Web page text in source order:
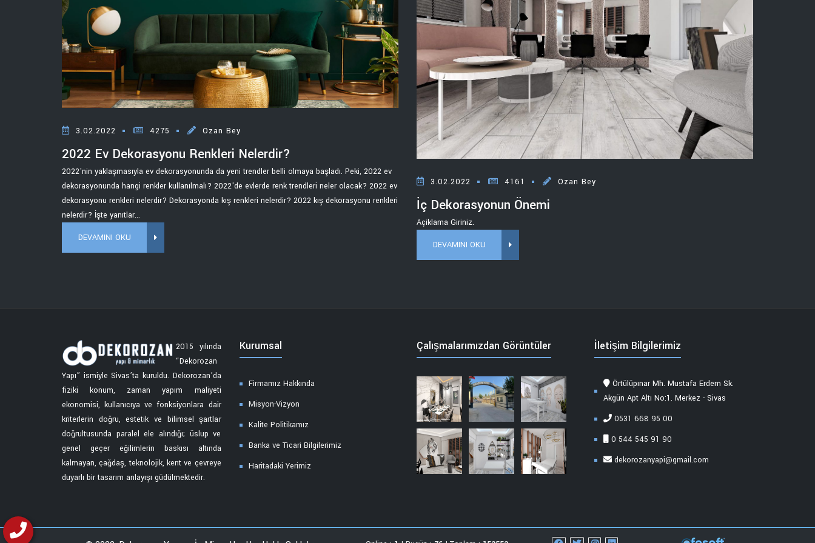
3.02.2022 4275 Ozan Bey
2022 Ev Dekorasyonu Renkleri Nelerdir?
2022'nin yaklaşmasıyla ev dekorasyonunda da yeni trendler belli olmaya başladı. Peki, 2022 ev
dekorasyonunda hangi renkler kullanılmalı? 2022'de evlerde renk trendleri neler olacak? 2022 ev
dekorasyonu renkleri nelerdir? Dekorasyonda kış renkleri nelerdir? 2022 kış dekorasyonu renkleri
nelerdir? İşte yanıtlar...
DEVAMINI OKU
3.02.2022 4161 Ozan Bey
İç Dekorasyonun Önemi
Açiklama Giriniz.
DEVAMINI OKU
2015 yılında
“Dekorozan
Yapı” ismiyle Sivas’ta kuruldu. Dekorozan’da
fiziki konum, zaman yapım maliyeti
ekonomisi, kullanıcıya ve fonksiyonlara dair
kriterlerin doğru, estetik ve bilimsel şartlar
doğrultusunda paralel ele alındığı; üslup ve
genel geçer eğilimlerin baskısı altında
kalmayan, çağdaş, teknolojik, kent ve çevreye
duyarlı bir tasarım anlayışı güdülmektedir.
Kurumsal
Firmamız Hakkında
Misyon-Vizyon
Kalite Politikamız
Banka ve Ticari Bilgilerimiz
Haritadaki Yerimiz
Çalışmalarımızdan Görüntüler İletişim Bilgilerimiz
Örtülüpınar Mh. Mustafa Erdem Sk.
Akgün Apt Altı No:1. Merkez - Sivas
0531 668 95 00
0 544 545 91 90
dekorozanyapi@gmail.com